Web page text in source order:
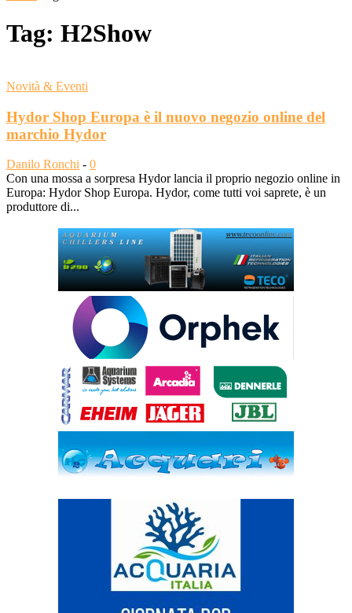
Tag: H2Show
Novità & Eventi
Hydor Shop Europa è il nuovo negozio online del
marchio Hydor
Danilo Ronchi - 0
Con una mossa a sorpresa Hydor lancia il proprio negozio online in
Europa: Hydor Shop Europa. Hydor, come tutti voi saprete, è un
produttore di...